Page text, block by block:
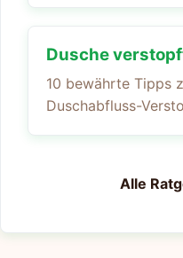
Dusche
10 bewährte Tipps
Duschabfluss-
Alle